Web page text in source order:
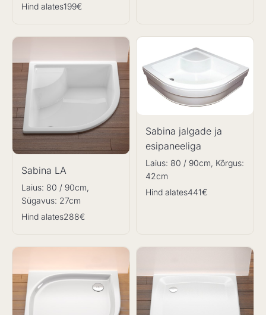
Hind alates199€
Sabina LA
Laius: 80 / 90cm,
Sügavus: 27cm
Hind alates288€
Sabina jalgade ja
esipaneeliga
Laius: 80 / 90cm, Kõrgus:
42cm
Hind alates441€